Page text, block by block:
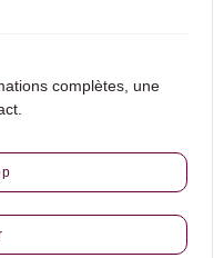
complètes, une